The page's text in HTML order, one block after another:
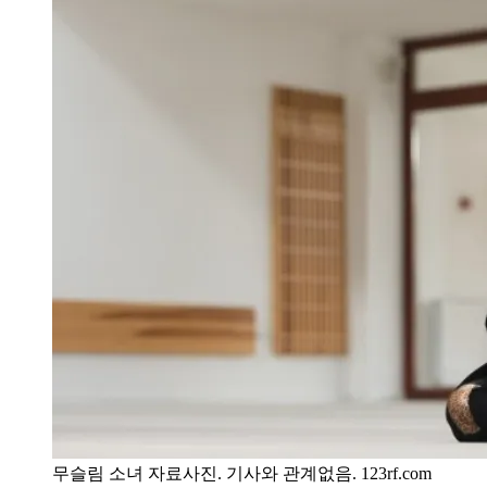
무슬림 소녀 자료사진. 기사와 관계없음. 123rf.com